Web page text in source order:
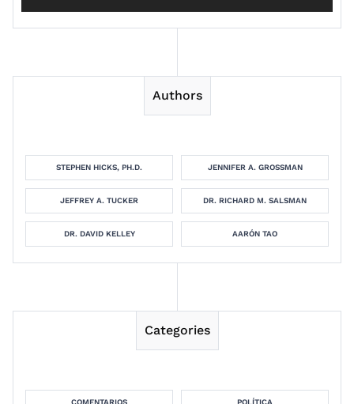
Authors
STEPHEN HICKS, PH.D. JENNIFER A. GROSSMAN
JEFFREY A. TUCKER DR. RICHARD M. SALSMAN
DR. DAVID KELLEY AARÓN TAO
Categories
COMENTARIOS POLÍTICA